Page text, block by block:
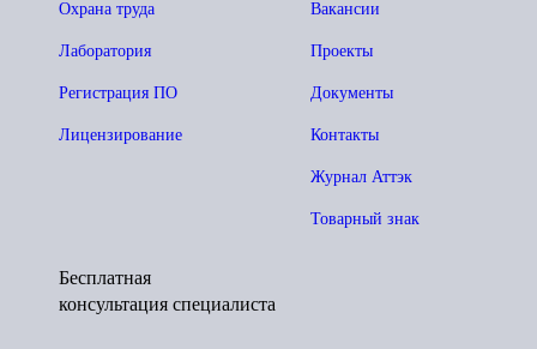
Вакансии
Проекты
Документы
Контакты
Журнал Аттэк
Товарный знак
Охрана труда
Лаборатория
Регистрация ПО
Лицензирование
Бесплатная
консультация специалиста